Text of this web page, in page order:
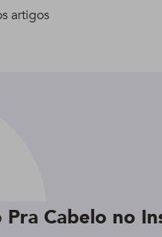
artigos
Pra Cabelo no